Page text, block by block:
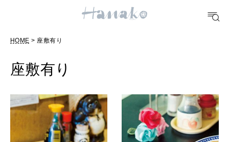
10 CATEGORIES
TRAVEL
どこ行く？
HOME > 座敷有り
座敷有り